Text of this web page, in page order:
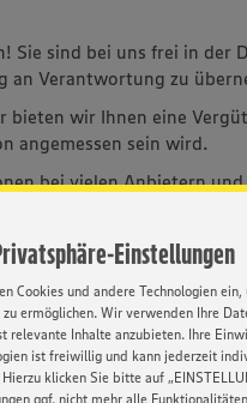
Einstellungen
Cookies und andere Technologien
ermöglichen. Wir verwenden Ihre
relevante Inhalte anzubieten. Ihre
ist freiwillig und kann jederzeit
klicken Sie bitte auf
ggf. nicht mehr alle
Sie sind bei uns frei in der
an Verantwortung zu
bieten wir Ihnen eine
angemessen sein wird.
bei vielen Anbietern
Filialen.
Anbindung